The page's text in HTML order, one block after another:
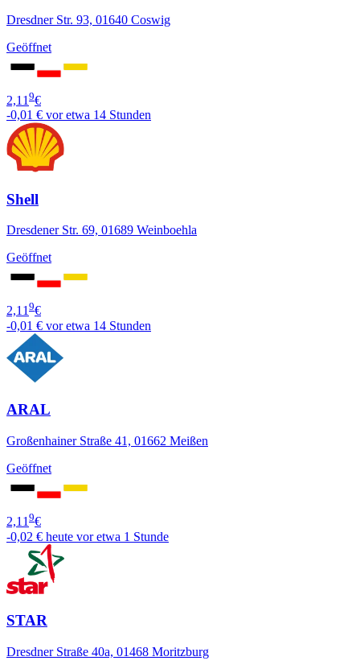
Dresdner Str. 93, 01640 Coswig
Geöffnet
2,11 9€
-0,01 € vor etwa 14 Stunden
Shell
Dresdener Str. 69, 01689 Weinboehla
Geöffnet
2,119€
-0,01 € vor etwa 14 Stunden
ARAL
Großenhainer Straße 41, 01662 Meißen
Geöffnet
2,119€
-0,02 € heute vor etwa 1 Stunde
STAR
Dresdner Straße 40a, 01468 Moritzburg